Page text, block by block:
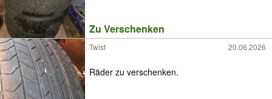
Zu Verschenken
Twist 20.06.2026
Räder zu verschenken.